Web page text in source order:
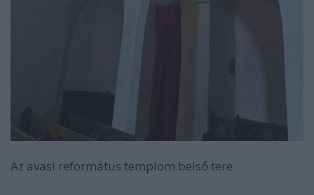
Az avasi református templom belső tere